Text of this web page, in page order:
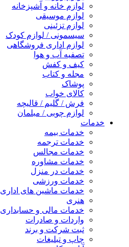
لوازم خانه و آشپزخانه
لوازم موسیقی
لوازم تزئینی
سیسمونی / لوازم کودک
لوازم اداری فروشگاهی
تصفیه آب و هوا
کیف و کفش
مجله و کتاب
پوشاک
کالای خواب
فرش / گلیم / قالیچه
لوازم چوبی / مبلمان
خدمات
خدمات بیمه
خدمات ترجمه
خدمات مجالس
خدمات مشاوره
خدمات در منزل
خدمات ورزشی
خدمات ماشین های اداری
هنری
خدمات مالی و حسابداری
واردات و صادرات
ثبت شرکت و برند
چاپ و تبلیغات